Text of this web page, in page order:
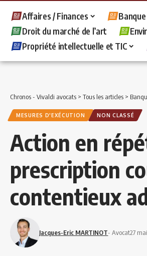
Affaires / Finances
Droit du marché de l’art
Propriété intellectuelle et TIC
Chronos - Vivaldi avocats > Tous les articles >
MESURES D'EXÉCUTION NON CLASSÉ
Action en
prescription
contentieux
Jacques-Eric MARTINOT- Avocat27